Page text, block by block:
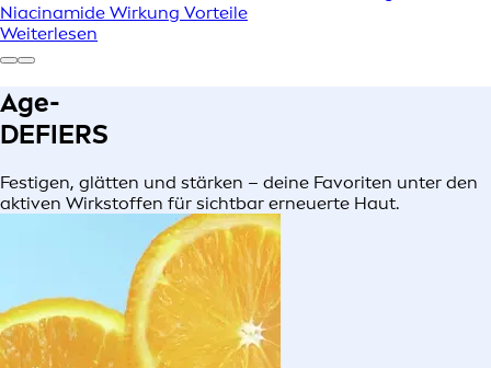
Niacinamide Wirkung Vorteile
Weiterlesen
Age-
DEFIERS
Festigen, glätten und stärken – deine Favoriten unter den
aktiven Wirkstoffen für sichtbar erneuerte Haut.